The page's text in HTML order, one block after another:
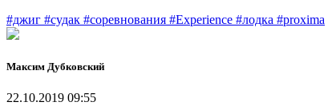
#джиг #судак #соревнования #Experience #лодка #proxima
Максим Дубковский
22.10.2019 09:55